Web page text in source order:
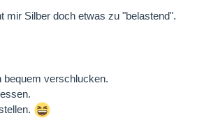
mir Silber doch etwas zu "belastend".
bequem verschlucken.